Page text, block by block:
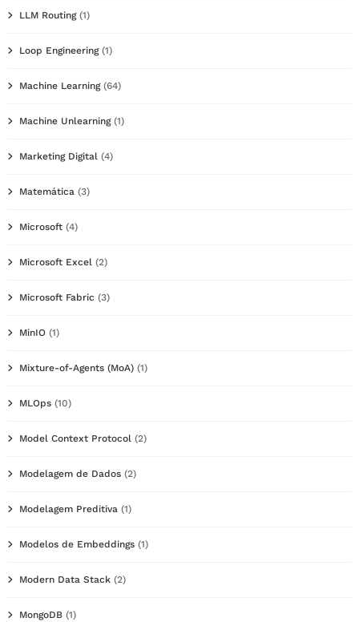
LLM Routing(1)
Loop Engineering(1)
Machine Learning(64)
Machine Unlearning(1)
Marketing Digital (4)
Matemática (3)
Microsoft (4)
Microsoft Excel (2)
Microsoft Fabric (3)
MinIO (1)
Mixture-of-Agents (MoA) (1)
MLOps (10)
Model Context Protocol (2)
Modelagem de Dados (2)
Modelagem Preditiva (1)
Modelos de Embeddings (1)
Modern Data Stack (2)
MongoDB (1)